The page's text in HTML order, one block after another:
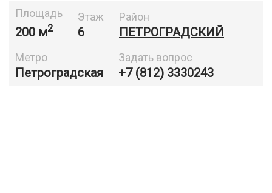
Площадь
200 м2
Этаж
6
Район
ПЕТРОГРАДСКИЙ
Метро
Петроградская
Задать вопрос
+7 (812) 3330243